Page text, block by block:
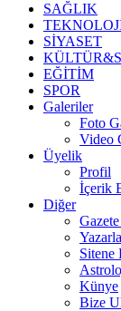
SAĞLIK
SİYASET
EĞİTİM
SPOR
Galeriler
Foto
Video
Üyelik
Profil
İçerik
Diğer
Sitene
Künye
Bize